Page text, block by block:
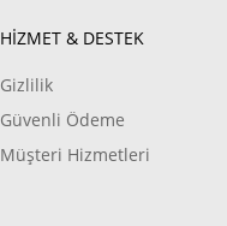
HİZMET & DESTEK
Gizlilik
Güvenli Ödeme
Müşteri Hizmetleri